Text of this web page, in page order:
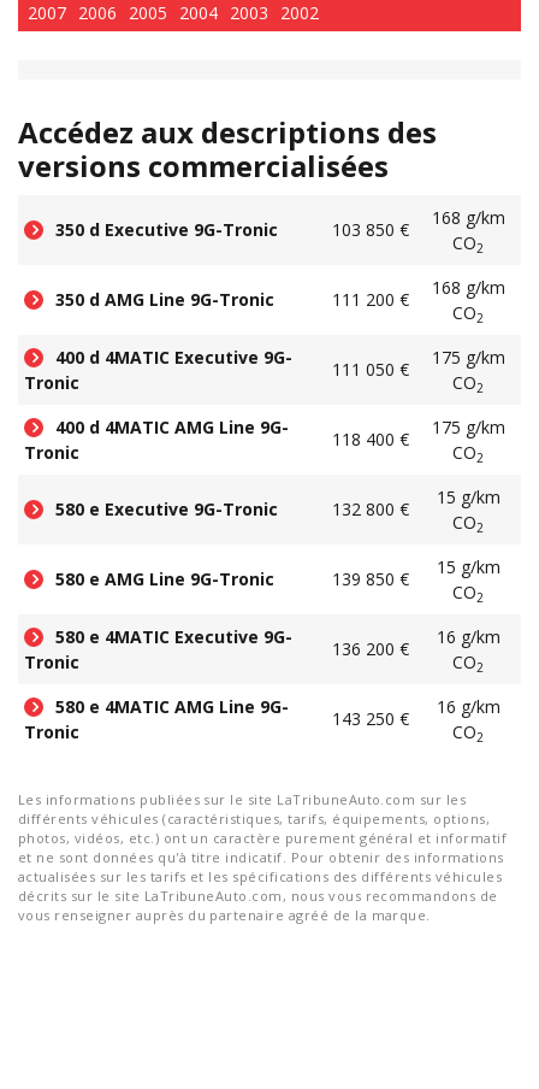
2007 2006 2005 2004 2003 2002
Accédez aux descriptions des
versions commercialisées
350 d Executive 9G-Tronic 103 850 €
168 g/km
CO2
350 d AMG Line 9G-Tronic 111 200 €
168 g/km
CO2
400 d 4MATIC Executive 9G-
Tronic
111 050 €
175 g/km
CO2
400 d 4MATIC AMG Line 9G-
Tronic
118 400 €
175 g/km
CO2
580 e Executive 9G-Tronic 132 800 €
15 g/km
CO2
580 e AMG Line 9G-Tronic 139 850 €
15 g/km
CO2
580 e 4MATIC Executive 9G-
Tronic
136 200 €
16 g/km
CO2
580 e 4MATIC AMG Line 9G-
Tronic
143 250 €
16 g/km
CO2
Les informations publiées sur le site LaTribuneAuto.com sur les
différents véhicules (caractéristiques, tarifs, équipements, options,
photos, vidéos, etc.) ont un caractère purement général et informatif
et ne sont données qu'à titre indicatif. Pour obtenir des informations
actualisées sur les tarifs et les spécifications des différents véhicules
décrits sur le site LaTribuneAuto.com, nous vous recommandons de
vous renseigner auprès du partenaire agréé de la marque.